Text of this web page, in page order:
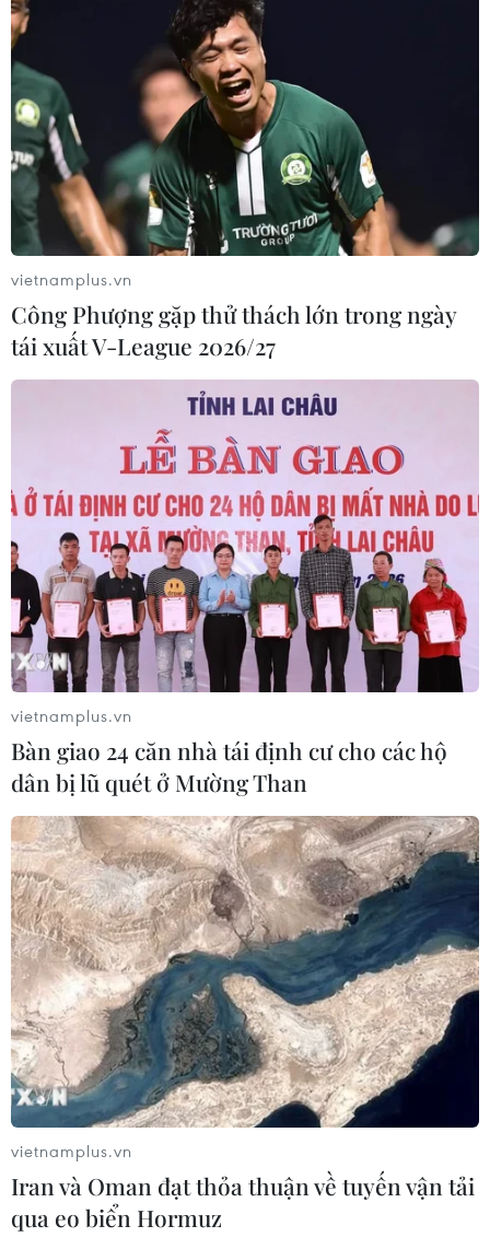
vietnamplus.vn
Công Phượng gặp thử thách lớn trong ngày
tái xuất V-League 2026/27
vietnamplus.vn
Bàn giao 24 căn nhà tái định cư cho các hộ
dân bị lũ quét ở Mường Than
vietnamplus.vn
Iran và Oman đạt thỏa thuận về tuyến vận tải
qua eo biển Hormuz